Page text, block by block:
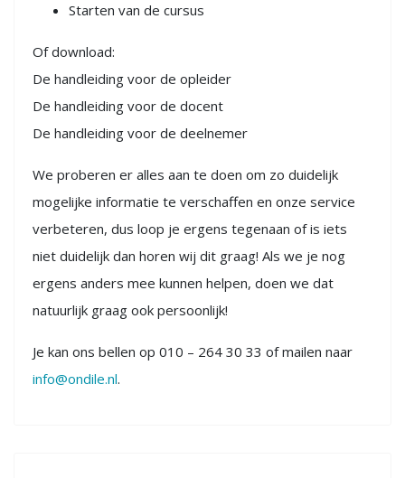
Starten van de cursus
Of download:
De handleiding voor de opleider
De handleiding voor de docent
De handleiding voor de deelnemer
We proberen er alles aan te doen om zo duidelijk
mogelijke informatie te verschaffen en onze service
verbeteren, dus loop je ergens tegenaan of is iets
niet duidelijk dan horen wij dit graag! Als we je nog
ergens anders mee kunnen helpen, doen we dat
natuurlijk graag ook persoonlijk!
Je kan ons bellen op 010 – 264 30 33 of mailen naar
info@ondile.nl.